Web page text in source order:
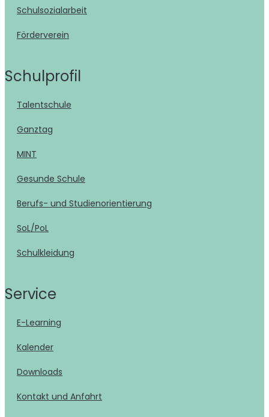
Schulsozialarbeit
Förderverein
Schulprofil
Talentschule
Ganztag
MINT
Gesunde Schule
Berufs- und Studienorientierung
SoL/PoL
Schulkleidung
Service
E-Learning
Kalender
Downloads
Kontakt und Anfahrt